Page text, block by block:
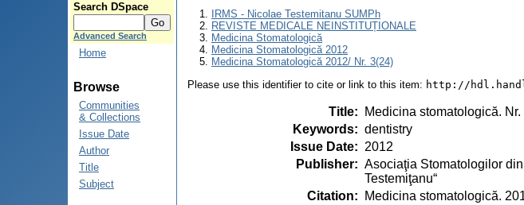
Search DSpace
Advanced Search
Home
Browse
Communities
& Collections
Issue Date
Author
Title
Subject
IRMS - Nicolae Testemitanu SUMPh
REVISTE MEDICALE NEINSTITUȚIONALE
Medicina Stomatologică
Medicina Stomatologică 2012
Medicina Stomatologică 2012/ Nr. 3(24)
Please use this identifier to cite or link to this item: http://
Title:
Medicina stomatologică. Nr.
Keywords: dentistry
Issue Date: 2012
Publisher: Asociaţia Stomatologilor
Testemiţanu“
Citation:
Medicina stomatologică.